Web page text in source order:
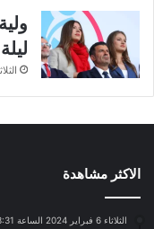
الثلاثاء 21 يوليو 2026
الاكثر مشاهدة
الثلاثاء 6 فبراير 2024 الساعة 3:31 ص